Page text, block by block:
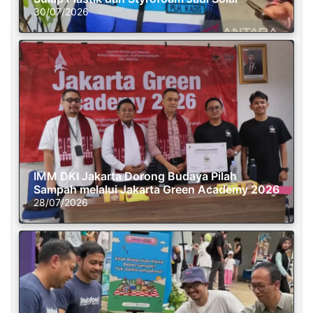
30/07/2026
IMM DKI Jakarta Dorong Budaya Pilah
Sampah melalui Jakarta Green Academy 2026
28/07/2026